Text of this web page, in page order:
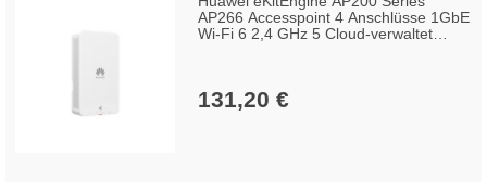
AP266 Accesspoint 4 Anschlüsse 1GbE
Wi-Fi 6 2,4 GHz 5 Cloud-verwaltet
131,20 €